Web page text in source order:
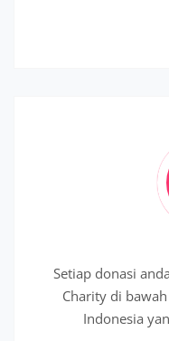
Setiap donasi
Charity di
Indonesia